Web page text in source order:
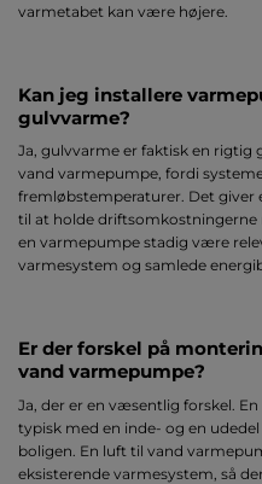
varmetabet kan være højere.
Kan jeg installere
gulvvarme?
Ja, gulvvarme er faktisk en
vand varmepumpe, fordi
fremløbstemperaturer. Det
til at holde driftsomkostningerne
en varmepumpe stadig være
varmesystem og samlede
Er der forskel på
vand varmepumpe?
Ja, der er en væsentlig forskel.
typisk med en inde- og en
boligen. En luft til vand
eksisterende varmesystem, så